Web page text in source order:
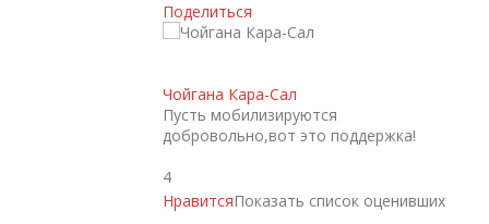
Поделиться
Чойгана Кара-Сал
Пусть мобилизируются
добровольно,вот это поддержка!
4
НравитсяПоказать список оценивших